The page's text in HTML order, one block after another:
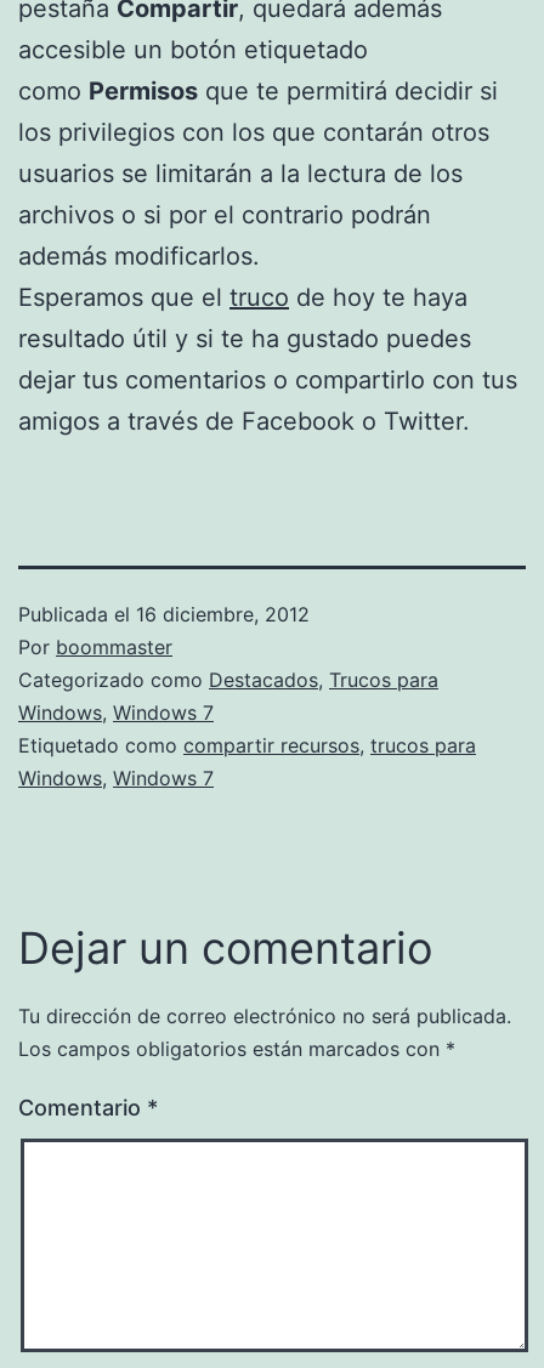
pestaña Compartir, quedará además
accesible un botón etiquetado
como Permisos que te permitirá decidir si
los privilegios con los que contarán otros
usuarios se limitarán a la lectura de los
archivos o si por el contrario podrán
además modificarlos.
Esperamos que el truco de hoy te haya
resultado útil y si te ha gustado puedes
dejar tus comentarios o compartirlo con tus
amigos a través de Facebook o Twitter.
Publicada el 16 diciembre, 2012
Por boommaster
Categorizado como Destacados, Trucos para
Windows, Windows 7
Etiquetado como compartir recursos, trucos para
Windows, Windows 7
Dejar un comentario
Tu dirección de correo electrónico no será publicada.
Los campos obligatorios están marcados con *
Comentario *